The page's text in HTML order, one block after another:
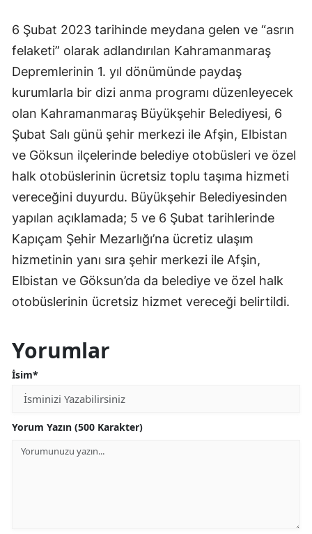
6 Şubat 2023 tarihinde meydana gelen ve “asrın
felaketi” olarak adlandırılan Kahramanmaraş
Depremlerinin 1. yıl dönümünde paydaş
kurumlarla bir dizi anma programı düzenleyecek
olan Kahramanmaraş Büyükşehir Belediyesi, 6
Şubat Salı günü şehir merkezi ile Afşin, Elbistan
ve Göksun ilçelerinde belediye otobüsleri ve özel
halk otobüslerinin ücretsiz toplu taşıma hizmeti
vereceğini duyurdu. Büyükşehir Belediyesinden
yapılan açıklamada; 5 ve 6 Şubat tarihlerinde
Kapıçam Şehir Mezarlığı’na ücretiz ulaşım
hizmetinin yanı sıra şehir merkezi ile Afşin,
Elbistan ve Göksun’da da belediye ve özel halk
otobüslerinin ücretsiz hizmet vereceği belirtildi.
Yorumlar
İsim*
Yorum Yazın (500 Karakter)